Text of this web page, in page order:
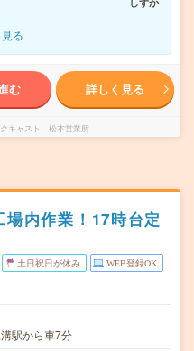
る
む 詳しく見る
キャスト 松本営業所
場内作業！17時台定
土日祝日が休み WEB登録OK
駅から車7分